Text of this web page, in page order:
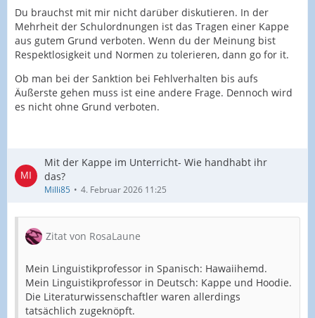
Du brauchst mit mir nicht darüber diskutieren. In der
Mehrheit der Schulordnungen ist das Tragen einer Kappe
aus gutem Grund verboten. Wenn du der Meinung bist
Respektlosigkeit und Normen zu tolerieren, dann go for it.
Ob man bei der Sanktion bei Fehlverhalten bis aufs
Äußerste gehen muss ist eine andere Frage. Dennoch wird
es nicht ohne Grund verboten.
Mit der Kappe im Unterricht- Wie handhabt ihr
das?
Milli85 4. Februar 2026 11:25
Zitat von RosaLaune
Mein Linguistikprofessor in Spanisch: Hawaiihemd.
Mein Linguistikprofessor in Deutsch: Kappe und Hoodie.
Die Literaturwissenschaftler waren allerdings
tatsächlich zugeknöpft.